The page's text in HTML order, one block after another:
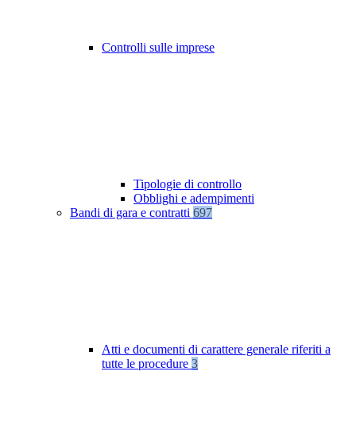
Controlli sulle imprese
Tipologie di controllo
Obblighi e adempimenti
Bandi di gara e contratti 697
Atti e documenti di carattere generale riferiti a
tutte le procedure 3